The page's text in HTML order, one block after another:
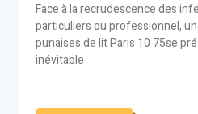
Face à la recrudescence des
particuliers ou professionnel,
punaises de lit Paris 10 75se
inévitable